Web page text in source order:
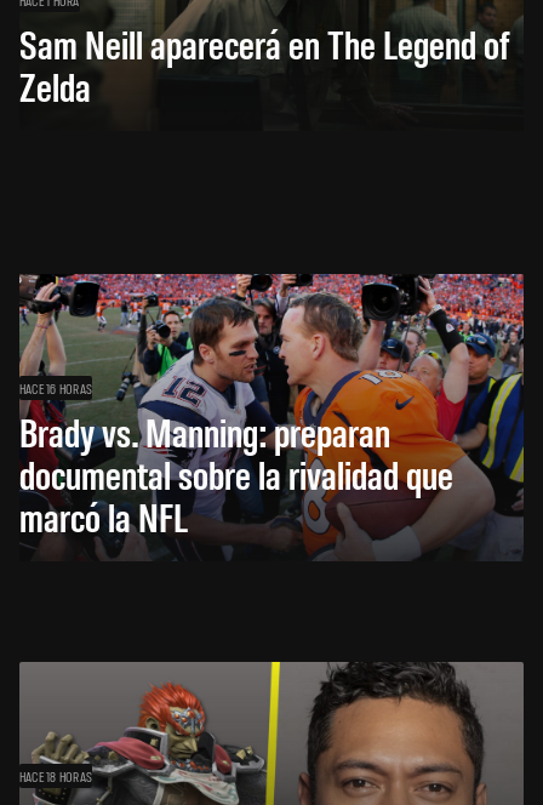
Sam Neill aparecerá en The Legend of
Zelda
HACE 16 HORAS
Brady vs. Manning: preparan
documental sobre la rivalidad que
marcó la NFL
HACE 18 HORAS